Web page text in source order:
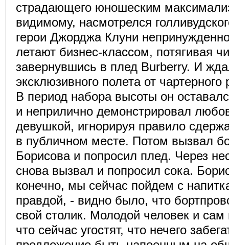
страдающего юношеским
видимому, насмотрелся
герои Джорджа Клуни
летают бизнес-классом, потягивая
завернувшись в плед Burberry. И
эксклюзивного полета от чартерного
В период набора высоты он
и неприлично демонстрировал
девушкой, игнорируя правило
в публичном месте. Потом вызвал
Борисова и попросил плед. Через
снова вызвал и попросил сока.
конечно, мы сейчас пойдем с
правдой, - видно было, что
свой столик. Молодой человек и сам
что сейчас угостят, что нечего